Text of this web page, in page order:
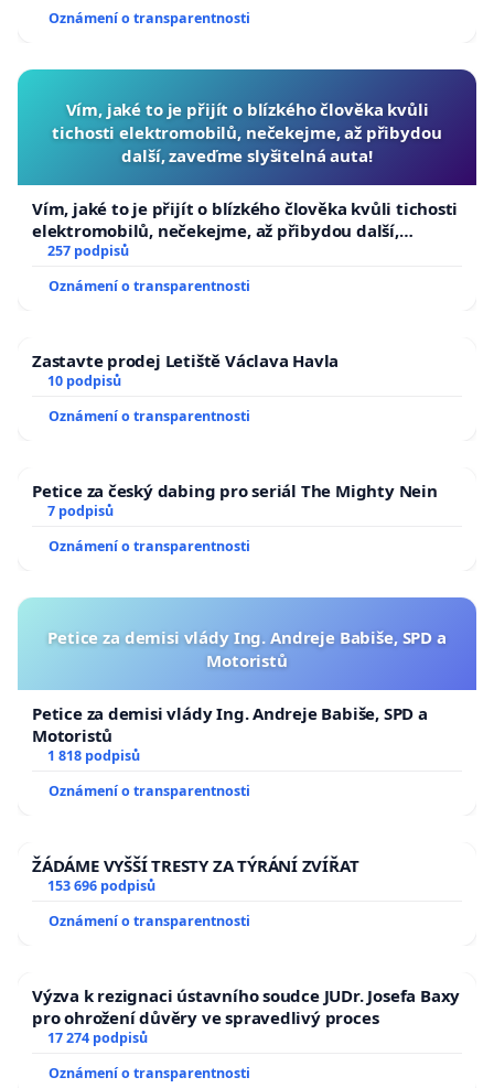
Oznámení o transparentnosti
Vím, jaké to je přijít o blízkého člověka kvůli
tichosti elektromobilů, nečekejme, až přibydou
další, zaveďme slyšitelná auta!
Vím, jaké to je přijít o blízkého člověka kvůli tichosti
elektromobilů, nečekejme, až přibydou další,
zaveďme slyšitelná auta!
257 podpisů
Oznámení o transparentnosti
Zastavte prodej Letiště Václava Havla
10 podpisů
Oznámení o transparentnosti
Petice za český dabing pro seriál The Mighty Nein
7 podpisů
Oznámení o transparentnosti
Petice za demisi vlády Ing. Andreje Babiše, SPD a
Motoristů
Petice za demisi vlády Ing. Andreje Babiše, SPD a
Motoristů
1 818 podpisů
Oznámení o transparentnosti
ŽÁDÁME VYŠŠÍ TRESTY ZA TÝRÁNÍ ZVÍŘAT
153 696 podpisů
Oznámení o transparentnosti
Výzva k rezignaci ústavního soudce JUDr. Josefa Baxy
pro ohrožení důvěry ve spravedlivý proces
17 274 podpisů
Oznámení o transparentnosti